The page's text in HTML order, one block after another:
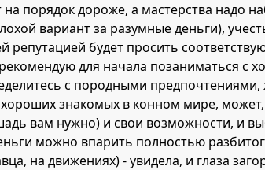
порядок дороже, а мастерства надо
вариант за разумные деньги),
будет просить
для начала позаниматься с
с породными
знакомых в конном мире, может,
вам нужно) и свои возможности, и
можно впарить полностью
на движениях) - увидела, и глаза